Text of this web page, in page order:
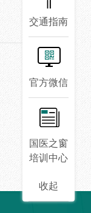
交通指南
官方微信
国医之窗
培训中心
收起